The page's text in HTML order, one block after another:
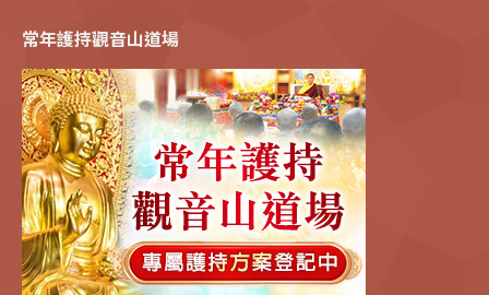
常年護持觀音山道場